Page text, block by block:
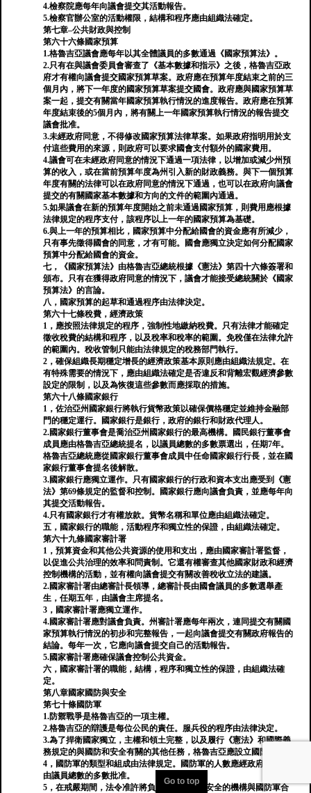
4.檢察院應每年向議會提交其活動報告。
5.檢察官辦公室的活動權限，結構和程序應由組織法確定。
第七章–公共財政與控制
第六十六條國家預算
1.格魯吉亞議會應每年以其全體議員的多數通過《國家預算法》。
2.只有在與議會委員會審查了《基本數據和指示》之後，格魯吉亞政
府才有權向議會提交國家預算草案。政府應在預算年度結束之前的三
個月內，將下一年度的國家預算草案提交國會。政府應與國家預算草
案一起，提交有關當年國家預算執行情況的進度報告。政府應在預算
年度結束後的5個月內，將有關上一年國家預算執行情況的報告提交
議會批准。
3.未經政府同意，不得修改國家預算法律草案。如果政府指明用於支
付這些費用的來源，則政府可以要求國會支付額外的國家費用。
4.議會可在未經政府同意的情況下通過一項法律，以增加或減少州預
算的收入，或在當前預算年度為州引入新的財政義務。與下一個預算
年度有關的法律可以在政府同意的情況下通過，也可以在政府向議會
提交的有關國家基本數據和方向的文件的範圍內通過。
5.如果議會在新的預算年度開始之前未通過國家預算，則費用應根據
法律規定的程序支付，該程序以上一年的國家預算為基礎。
6.與上一年的預算相比，國家預算中分配給國會的資金應有所減少，
只有事先徵得國會的同意，才有可能。國會應獨立決定如何分配國家
預算中分配給國會的資金。
七，《國家預算法》由格魯吉亞總統根據《憲法》第四十六條簽署和
頒布。只有在獲得政府同意的情況下，議會才能接受總統關於《國家
預算法》的言論。
八，國家預算的起草和通過程序由法律決定。
第六十七條稅費，經濟政策
1，應按照法律規定的程序，強制性地繳納稅費。只有法律才能確定
徵收稅費的結構和程序，以及稅率和稅率的範圍。免稅僅在法律允許
的範圍內。稅收管制只能由法律規定的稅務部門執行。
2，確保組織長期穩定增長的經濟政策基本原則應由組織法規定。在
有特殊需要的情況下，應由組織法確定是否違反和背離宏觀經濟參數
設定的限制，以及為恢復這些參數而應採取的措施。
第六十八條國家銀行
1，佐治亞州國家銀行將執行貨幣政策以確保價格穩定並維持金融部
門的穩定運行。國家銀行是銀行，政府的銀行和財政代理人。
2.國家銀行董事會是喬治亞州國家銀行的最高機構。國民銀行董事會
成員應由格魯吉亞總統提名，以議員總數的多數票選出，任期7年。
格魯吉亞總統應從國家銀行董事會成員中任命國家銀行行長，並在國
家銀行董事會提名後解散。
3.國家銀行應獨立運作。只有國家銀行的行政和資本支出應受到《憲
法》第69條規定的監督和控制。國家銀行應向議會負責，並應每年向
其提交活動報告。
4.只有國家銀行才有權放款。貨幣名稱和單位應由組織法確定。
五，國家銀行的職能，活動程序和獨立性的保證，由組織法確定。
第六十九條國家審計署
1，預算資金和其他公共資源的使用和支出，應由國家審計署監督，
以促進公共治理的效率和問責制。它還有權審查其他國家財政和經濟
控制機構的活動，並有權向議會提交有關改善稅收立法的建議。
2.國家審計署由總審計長領導，總審計長由國會議員的多數選舉產
生，任期五年，由議會主席提名。
3，國家審計署應獨立運作。
4.國家審計署應對議會負責。州審計署應每年兩次，連同提交有關國
家預算執行情況的初步和完整報告，一起向議會提交有關政府報告的
結論。每年一次，它應向議會提交自己的活動報告。
5.國家審計署應確保議會控制公共資金。
六，國家審計署的職能，結構，程序和獨立性的保證，由組織法確
定。
第八章國家國防與安全
第七十條國防軍
1.防禦戰爭是格魯吉亞的一項主權。
2.格魯吉亞的辯護是每位公民的責任。服兵役的程序由法律決定。
3.為了捍衛國家獨立，主權和領土完整，以及履行《憲法》和國際義
務規定的與國防和安全有關的其他任務，格魯吉亞應設立國防軍。
4，國防軍的類型和組成由法律規定。國防軍的人數應經政府建議，
由議員總數的多數批准。
5，在戒嚴期間，法令准許將負責國家和公共安全的機構與國防軍合
Go to top